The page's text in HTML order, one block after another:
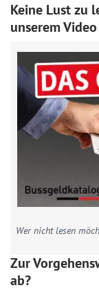
Keine Lust zu
unserem Video
Wer nicht lesen
Zur
ab?